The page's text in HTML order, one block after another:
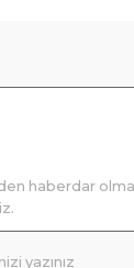
bozuk veya
hatalar bulunuyor.
sitelerden daha
farklı alternatifler
haberdar